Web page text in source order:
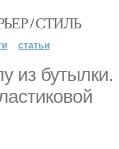
/ СТИЛЬ
статьи
из бутылки.